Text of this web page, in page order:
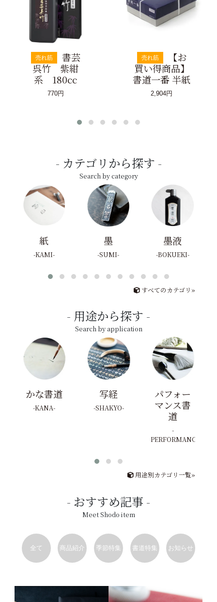
売れ筋
書芸
呉竹 紫紺
系 180cc
770円
売れ筋
【お
買い得商品】
書道一番 半紙
2,904円
カテゴリから探す
Search by category
紙
KAMI
墨
SUMI
墨液
BOKUEKI
すべてのカテゴリ»
用途から探す
Search by application
かな書道
KANA
写経
SHAKYO
パフォー
マンス書
道
PERFORMANCE
用途別カテゴリ一覧»
おすすめ記事
Meet Shodo item
全て 商品紹介 季節特集 書道特集 お知らせ